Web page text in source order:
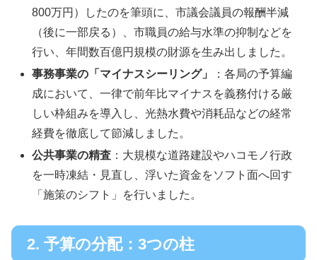
800万円）したのを筆頭に、市議会議員の報酬半減
（後に一部戻る）、市職員の給与水準の抑制などを
行い、年間数百億円規模の財源を生み出しました。
事務事業の「マイナスシーリング」
：各局の予算編
成において、一律で前年比マイナスを義務付ける厳
しい枠組みを導入し、光熱水費や消耗品などの経常
経費を徹底して節減しました。
公共事業の精査 ：大規模な道路建設やハコモノ行政
を一時凍結・見直し、浮いた資金をソフト面へ回す
「施策のシフト」を行いました。
2. 予算の分配：3つの柱